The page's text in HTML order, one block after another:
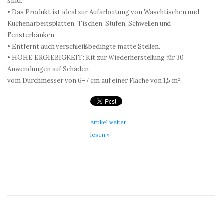
• Das Produkt ist ideal zur Aufarbeitung von Waschtischen und
Küchenarbeitsplatten, Tischen, Stufen, Schwellen und
Fensterbänken.
• Entfernt auch verschleißbedingte matte Stellen.
• HOHE ERGIEBIGKEIT: Kit zur Wiederherstellung für 30
Anwendungen auf Schäden
vom Durchmesser von 6–7 cm auf einer Fläche von 1,5 m².
Artikel weiter
lesen »